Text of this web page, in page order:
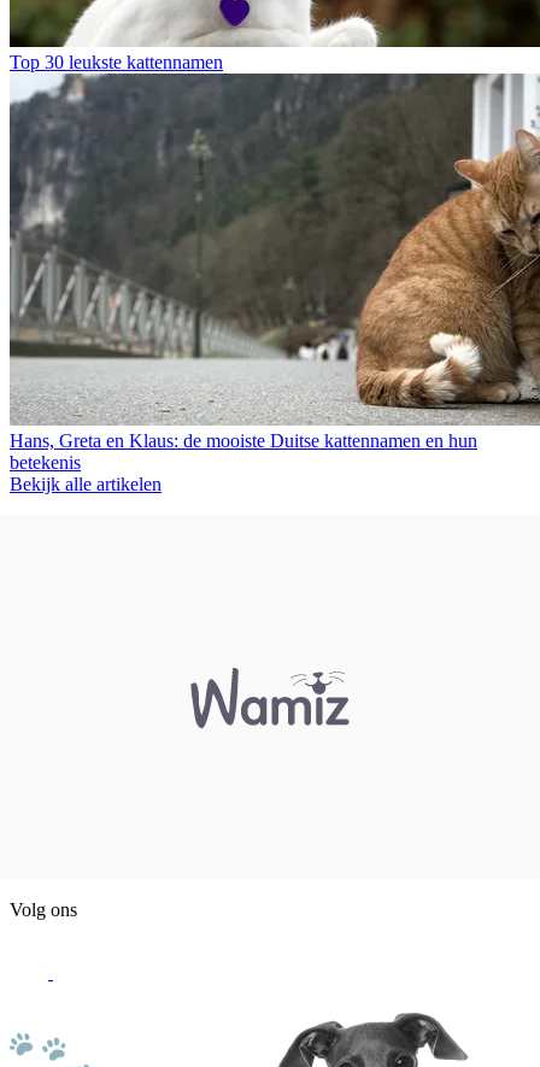
Top 30 leukste kattennamen
Hans, Greta en Klaus: de mooiste Duitse kattennamen en hun
betekenis
Bekijk alle artikelen
Volg ons